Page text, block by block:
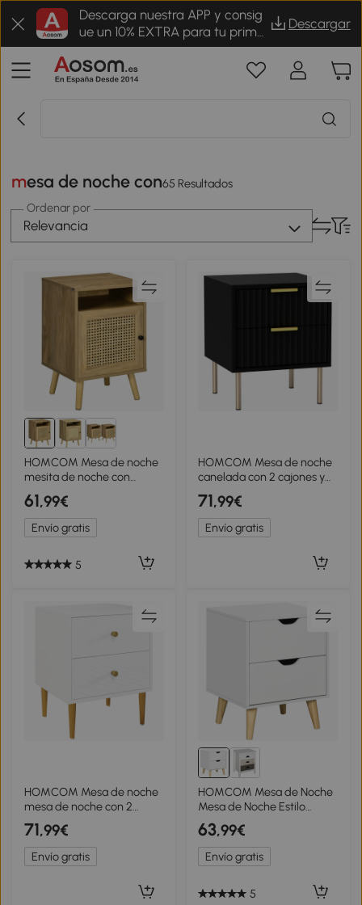
Descarga nuestra APP y consig
ue un 10% EXTRA para tu prime
r pedido
Descargar
mesa de noche con65 Resultados
Ordenar por
Relevancia
HOMCOM Mesa de noche
mesita de noche con
armario puerta cannage y
nicho diseño vintage
39x35x60 cm Madera
Natural
61,99€
Envío gratis
5
HOMCOM Mesa de noche
canelada con 2 cajones y
patas de acero para
dormitorio sala de estar
Negro
71,99€
Envío gratis
HOMCOM Mesa de noche
mesa de noche con 2
cajones asas patas de
acero para dormitorio
salón 40x35x50 cm Blanco
71,99€
Envío gratis
HOMCOM Mesa de Noche
Mesa de Noche Estilo
Escandinavo 2 Cajones
Blanco y Efecto Madera -
40x35x50,5 cm
63,99€
Envío gratis
5